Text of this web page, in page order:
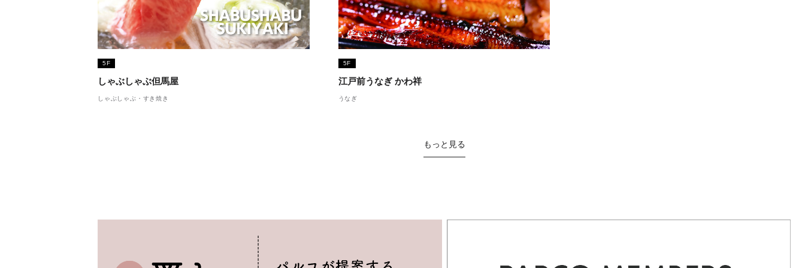
5F
しゃぶしゃぶ但馬屋
しゃぶしゃぶ・すき焼き
5F
江戸前うなぎ かわ祥
うなぎ
もっと見る